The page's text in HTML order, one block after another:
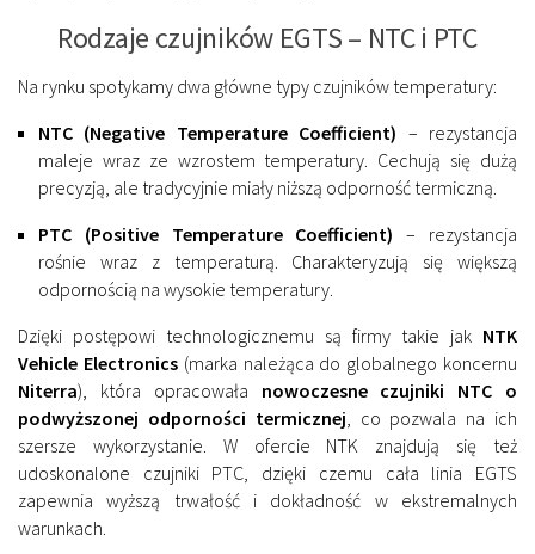
Rodzaje czujników EGTS – NTC i PTC
Na rynku spotykamy dwa główne typy czujników temperatury:
NTC (Negative Temperature Coefficient) – rezystancja
maleje wraz ze wzrostem temperatury. Cechują się dużą
precyzją, ale tradycyjnie miały niższą odporność termiczną.
PTC (Positive Temperature Coefficient) – rezystancja
rośnie wraz z temperaturą. Charakteryzują się większą
odpornością na wysokie temperatury.
Dzięki postępowi technologicznemu są firmy takie jak NTK
Vehicle Electronics(marka należąca do globalnego koncernu
Niterra), która opracowała nowoczesne czujniki NTC o
podwyższonej odporności termicznej , co pozwala na ich
szersze wykorzystanie. W ofercie NTK znajdują się też
udoskonalone czujniki PTC, dzięki czemu cała linia EGTS
zapewnia wyższą trwałość i dokładność w ekstremalnych
warunkach.